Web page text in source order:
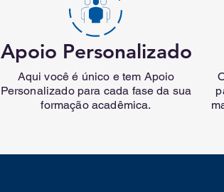
Apoio Personalizado
Aqui você é único e tem Apoio
Personalizado para cada fase da sua
formação acadêmica.